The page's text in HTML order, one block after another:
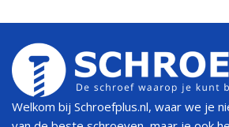
Welkom bij Schroefplus.nl, waar we je